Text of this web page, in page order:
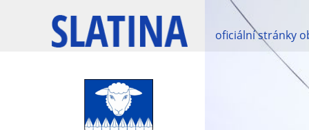
oficiální stránky